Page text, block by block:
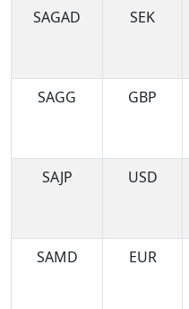
SAGAD
SEK
SAGG
GBP
SAJP
USD
SAMD
EUR